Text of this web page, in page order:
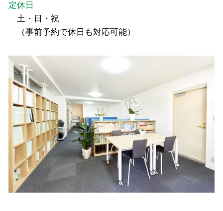
定休日
土・日・祝
（事前予約で休日も対応可能）